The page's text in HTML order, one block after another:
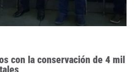
con la conservación de 4 mil